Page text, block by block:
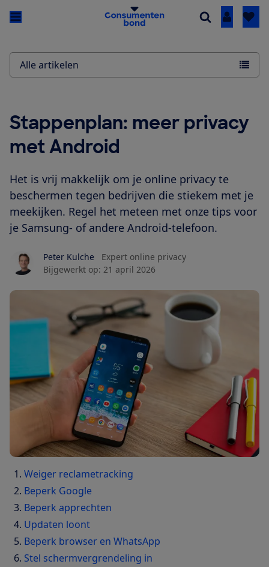
Inloggen
Stappenplan: meer privacy
met Android
Het is vrij makkelijk om je online privacy te
beschermen tegen bedrijven die stiekem met je
meekijken. Regel het meteen met onze tips voor
je Samsung- of andere Android-telefoon.
Peter Kulche
Expert online privacy
Bijgewerkt op: 21 april 2026
Weiger reclametracking
Beperk Google
Beperk apprechten
Updaten loont
Beperk browser en WhatsApp
Stel schermvergrendeling in
Alle artikelen